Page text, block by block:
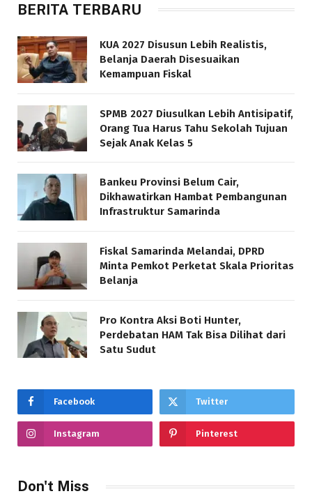
BERITA TERBARU
KUA 2027 Disusun Lebih Realistis,
Belanja Daerah Disesuaikan
Kemampuan Fiskal
SPMB 2027 Diusulkan Lebih Antisipatif,
Orang Tua Harus Tahu Sekolah Tujuan
Sejak Anak Kelas 5
Bankeu Provinsi Belum Cair,
Dikhawatirkan Hambat Pembangunan
Infrastruktur Samarinda
Fiskal Samarinda Melandai, DPRD
Minta Pemkot Perketat Skala Prioritas
Belanja
Pro Kontra Aksi Boti Hunter,
Perdebatan HAM Tak Bisa Dilihat dari
Satu Sudut
Facebook Twitter
Instagram Pinterest
Don't Miss